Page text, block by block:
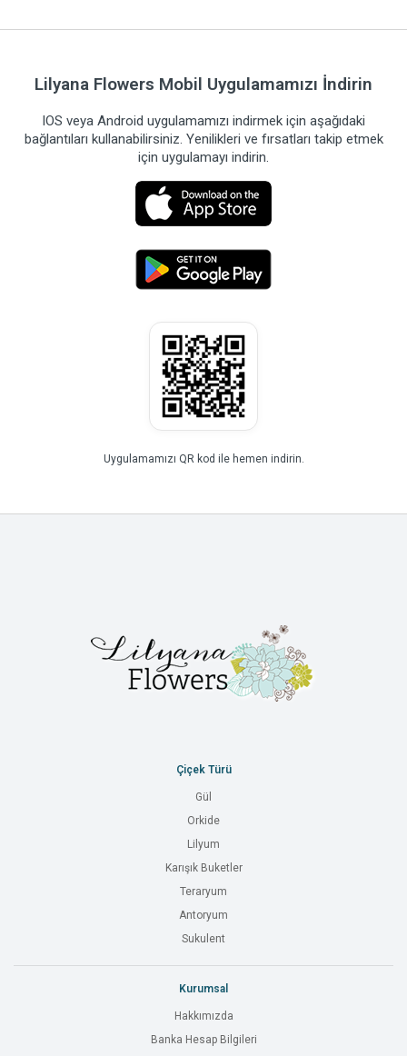
Lilyana Flowers Mobil Uygulamamızı İndirin
IOS veya Android uygulamamızı indirmek için aşağıdaki
bağlantıları kullanabilirsiniz. Yenilikleri ve fırsatları takip etmek
için uygulamayı indirin.
Uygulamamızı QR kod ile hemen indirin.
Çiçek Türü
Gül
Orkide
Lilyum
Karışık Buketler
Teraryum
Antoryum
Sukulent
Kurumsal
Hakkımızda
Banka Hesap Bilgileri